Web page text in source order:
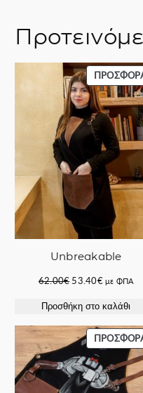
Unbreakable
62.00€ Original
was:
53.40€Η
τιμή
53.40€.
με ΦΠΑ
Προσθήκη στο καλάθι